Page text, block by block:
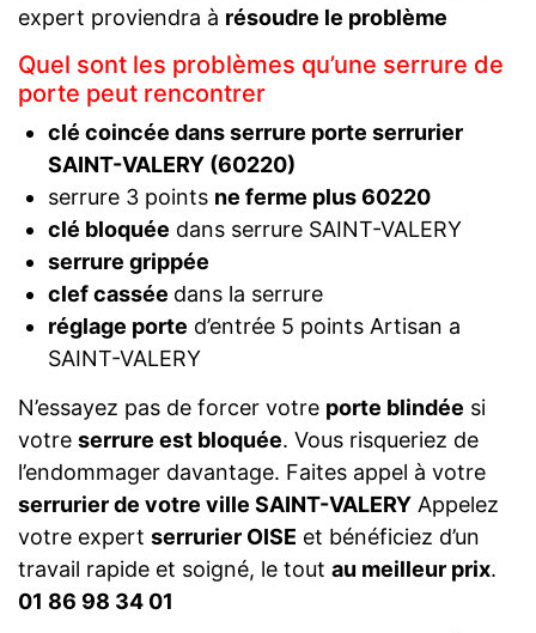
expert proviendra à résoudre le problème
Quel sont les problèmes qu’une serrure de
porte peut rencontrer
clé coincée dans serrure porte serrurier
SAINT-VALERY (60220)
serrure 3 points ne ferme plus 60220
clé bloquée dans serrure SAINT-VALERY
serrure grippée
clef cassée dans la serrure
réglage porte d’entrée 5 points Artisan a
SAINT-VALERY
N’essayez pas de forcer votre porte blindée si
votre serrure est bloquée. Vous risqueriez de
l’endommager davantage. Faites appel à votre
serrurier de votre ville SAINT-VALERY Appelez
votre expert serrurier OISE et bénéficiez d’un
travail rapide et soigné, le tout au meilleur prix.
01 86 98 34 01